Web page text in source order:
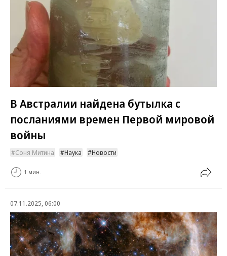
В Австралии найдена бутылка с
посланиями времен Первой мировой
войны
Соня Митина Наука Новости
1 мин.
07.11.2025, 06:00